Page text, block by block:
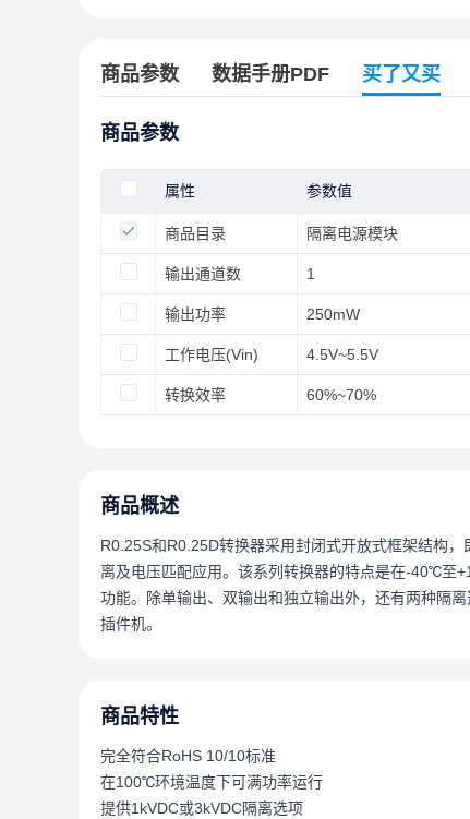
商品参数 数据手册PDF 买了又买
商品参数
属性 参数值
商品目录 隔离电源模块
输出通道数 1
输出功率 250mW
工作电压(Vin) 4.5V~5.5V
转换效率 60%~70%
商品概述
R0.25S和R0.25D转换器采用封闭式开放式框架结构
离及电压匹配应用。该系列转换器的特点是在-40℃至
功能。除单输出、双输出和独立输出外，还有两种隔
插件机。
商品特性
完全符合RoHS 10/10标准
在100℃环境温度下可满功率运行
提供1kVDC或3kVDC隔离选项